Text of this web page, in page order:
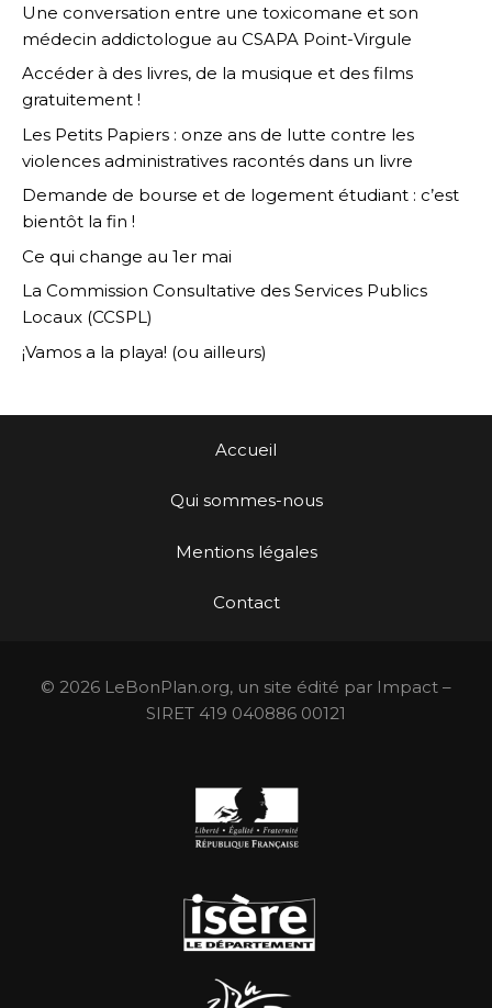
Une conversation entre une toxicomane et son
médecin addictologue au CSAPA Point-Virgule
Accéder à des livres, de la musique et des films
gratuitement !
Les Petits Papiers : onze ans de lutte contre les
violences administratives racontés dans un livre
Demande de bourse et de logement étudiant : c’est
bientôt la fin !
Ce qui change au 1er mai
La Commission Consultative des Services Publics
Locaux (CCSPL)
¡Vamos a la playa! (ou ailleurs)
Accueil
Qui sommes-nous
Mentions légales
Contact
© 2026 LeBonPlan.org, un site édité par Impact –
SIRET 419 040886 00121